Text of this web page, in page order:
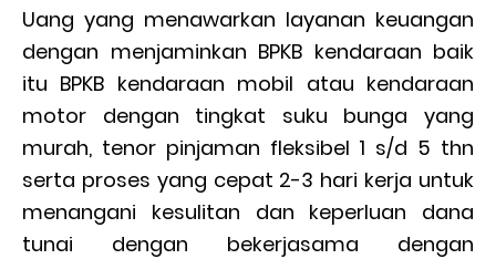
Uang yang menawarkan layanan keuangan
dengan menjaminkan BPKB kendaraan baik
itu BPKB kendaraan mobil atau kendaraan
motor dengan tingkat suku bunga yang
murah, tenor pinjaman fleksibel 1 s/d 5 thn
serta proses yang cepat 2-3 hari kerja untuk
menangani kesulitan dan keperluan dana
tunai dengan bekerjasama dengan